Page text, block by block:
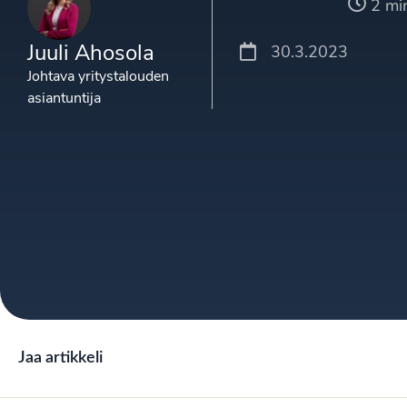
Juuli Ahosola
Johtava yritystalouden
asiantuntija
30.3.2023
2
Jaa artikkeli